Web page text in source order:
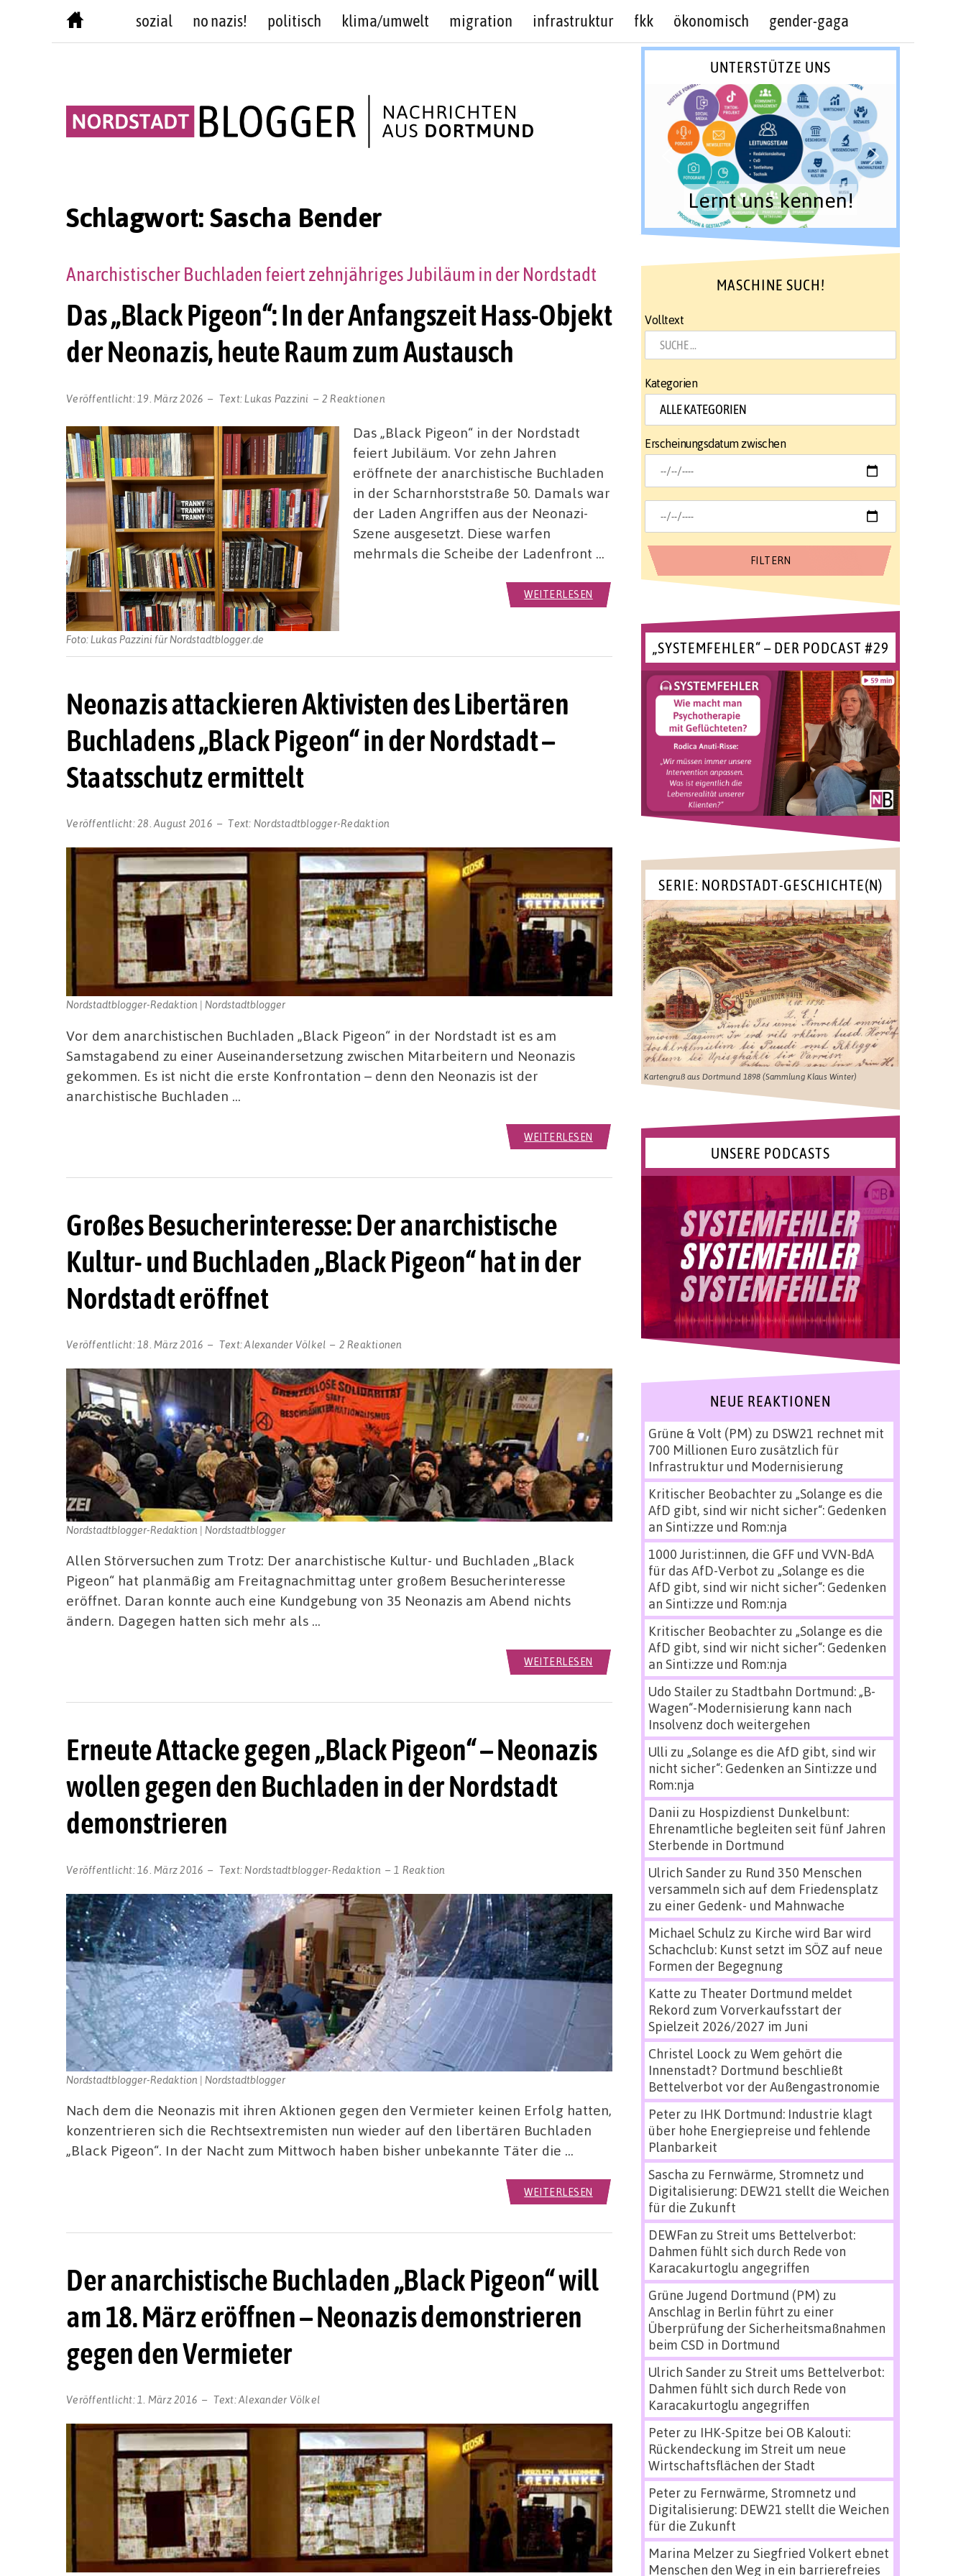
sozial no nazis! politisch klima/umwelt migration infrastruktur fkk ökonomisch gender-gaga
Schlagwort:Sascha Bender
Das „Black Pigeon“: In der Anfangszeit Hass-Objekt
der Neonazis, heute Raum zum Austausch
Anarchistischer Buchladen feiert zehnjähriges Jubiläum in der Nordstadt
Veröffentlicht: 19. März 2026 Text:Lukas Pazzini 2 Reaktionen
Foto: Lukas Pazzini für Nordstadtblogger.de
Das „Black Pigeon“ in der Nordstadt
feiert Jubiläum. Vor zehn Jahren
eröffnete der anarchistische Buchladen
in der Scharnhorststraße 50. Damals war
der Laden Angriffen aus der Neonazi-
Szene ausgesetzt. Diese warfen
mehrmals die Scheibe der Ladenfront …
WEITERLESEN
Neonazis attackieren Aktivisten des Libertären
Buchladens „Black Pigeon“ in der Nordstadt –
Staatsschutz ermittelt
Veröffentlicht:28. August 2016 Text: Nordstadtblogger-Redaktion
Nordstadtblogger-Redaktion | Nordstadtblogger
Vor dem anarchistischen Buchladen „Black Pigeon“ in der Nordstadt ist es am
Samstagabend zu einer Auseinandersetzung zwischen Mitarbeitern und Neonazis
gekommen. Es ist nicht die erste Konfrontation – denn den Neonazis ist der
anarchistische Buchladen …
WEITERLESEN
Großes Besucherinteresse: Der anarchistische
Kultur- und Buchladen „Black Pigeon“ hat in der
Nordstadt eröffnet
Veröffentlicht: 18. März 2016 Text:Alexander Völkel 2 Reaktionen
Nordstadtblogger-Redaktion | Nordstadtblogger
Allen Störversuchen zum Trotz: Der anarchistische Kultur- und Buchladen „Black
Pigeon“ hat planmäßig am Freitagnachmittag unter großem Besucherinteresse
eröffnet. Daran konnte auch eine Kundgebung von 35 Neonazis am Abend nichts
ändern. Dagegen hatten sich mehr als …
WEITERLESEN
Erneute Attacke gegen „Black Pigeon“ – Neonazis
wollen gegen den Buchladen in der Nordstadt
demonstrieren
Veröffentlicht: 16. März 2016 Text: Nordstadtblogger-Redaktion 1 Reaktion
Nordstadtblogger-Redaktion | Nordstadtblogger
Nach dem die Neonazis mit ihren Aktionen gegen den Vermieter keinen Erfolg hatten,
konzentrieren sich die Rechtsextremisten nun wieder auf den libertären Buchladen
„Black Pigeon“. In der Nacht zum Mittwoch haben bisher unbekannte Täter die …
WEITERLESEN
Der anarchistische Buchladen „Black Pigeon“ will
am 18. März eröffnen – Neonazis demonstrieren
gegen den Vermieter
Veröffentlicht: 1. März 2016 Text:Alexander Völkel
UNTERSTÜTZE UNS
Lernt uns kennen!
MASCHINE SUCH!
Volltext
Kategorien
Erscheinungsdatum zwischen
„SYSTEMFEHLER“ – DER PODCAST #29
SERIE: NORDSTADT-GESCHICHTE(N)
Kartengruß aus Dortmund 1898 (Sammlung Klaus Winter)
UNSERE PODCASTS
NEUE REAKTIONEN
Grüne & Volt (PM) zu DSW21 rechnet mit
700 Millionen Euro zusätzlich für
Infrastruktur und Modernisierung
Kritischer Beobachterzu „Solange es die
AfD gibt, sind wir nicht sicher“: Gedenken
an Sinti:zze und Rom:nja
1000 Jurist:innen, die GFF und VVN-BdA
für das AfD-Verbot zu „Solange es die
AfD gibt, sind wir nicht sicher“: Gedenken
an Sinti:zze und Rom:nja
Kritischer Beobachterzu „Solange es die
AfD gibt, sind wir nicht sicher“: Gedenken
an Sinti:zze und Rom:nja
Udo Stailerzu Stadtbahn Dortmund: „B-
Wagen“-Modernisierung kann nach
Insolvenz doch weitergehen
Ulli zu „Solange es die AfD gibt, sind wir
nicht sicher“: Gedenken an Sinti:zze und
Rom:nja
Danii zu Hospizdienst Dunkelbunt:
Ehrenamtliche begleiten seit fünf Jahren
Sterbende in Dortmund
Ulrich Sanderzu Rund 350 Menschen
versammeln sich auf dem Friedensplatz
zu einer Gedenk- und Mahnwache
Michael Schulz zu Kirche wird Bar wird
Schachclub: Kunst setzt im SÖZ auf neue
Formen der Begegnung
Katte zu Theater Dortmund meldet
Rekord zum Vorverkaufsstart der
Spielzeit 2026/2027 im Juni
Christel Loock zu Wem gehört die
Innenstadt? Dortmund beschließt
Bettelverbot vor der Außengastronomie
Peterzu IHK Dortmund: Industrie klagt
über hohe Energiepreise und fehlende
Planbarkeit
Sascha zu Fernwärme, Stromnetz und
Digitalisierung: DEW21 stellt die Weichen
für die Zukunft
DEWFan zu Streit ums Bettelverbot:
Dahmen fühlt sich durch Rede von
Karacakurtoglu angegriffen
Grüne Jugend Dortmund (PM) zu
Anschlag in Berlin führt zu einer
Überprüfung der Sicherheitsmaßnahmen
beim CSD in Dortmund
Ulrich Sanderzu Streit ums Bettelverbot:
Dahmen fühlt sich durch Rede von
Karacakurtoglu angegriffen
Peterzu IHK-Spitze bei OB Kalouti:
Rückendeckung im Streit um neue
Wirtschaftsflächen der Stadt
Peterzu Fernwärme, Stromnetz und
Digitalisierung: DEW21 stellt die Weichen
für die Zukunft
Marina Melzerzu Siegfried Volkert ebnet
Menschen den Weg in ein barrierefreies